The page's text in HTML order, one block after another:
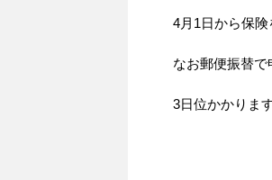
4月1日から保険
なお郵便振替
3日位かかりま